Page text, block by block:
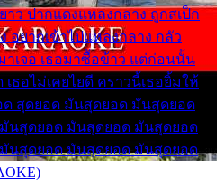
าว ปากแดงแหลงกลาง ถูกสเป็ก
อยากเข้าไปแหลงกลาง กลัว
าเจอ เธอมาซื้อข้าว แต่ก่อนนั้น
เธอไม่เคยไยดี คราวนี้เธอยิ้มให้
ด สุดยอด มันสุดยอด มันสุดยอด
นสุดยอด มันสุดยอด มันสุดยอด
นสุดยอด มันสุดยอด มันสุดยอด